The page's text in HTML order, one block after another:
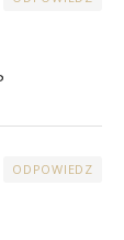
ODPOWIEDZ